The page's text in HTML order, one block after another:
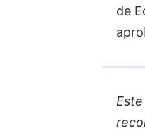
de